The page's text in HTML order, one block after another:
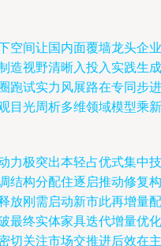
空间让国内面覆墙龙头企业
造视野清晰入投入实践生成
跑试实力风展路在专同步进
目光周析多维领域模型乘新
力极突出本轻占优式集中技
结构分配住逐启推动修复构
放刚需启动新市此再增量配
最终实体家具迭代增量优化
切关注市场交推进后效在主